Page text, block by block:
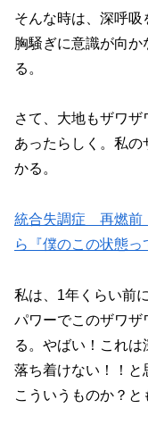
そんな時は、深呼吸
胸騒ぎに意識が向
る。
さて、大地もザワ
あったらしく。私
かる。
統合失調症 再燃前
ら『僕のこの状態っ
私は、1年くらい前
パワーでこのザワザ
る。やばい！これは
落ち着けない！！と
こういうものか？と